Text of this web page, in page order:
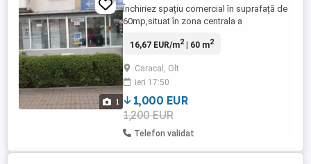
1
Închiriez spațiu comercial în suprafață de
60mp,situat în zona centrala a
termica pe gaze, aer condiționat și sistem
16,67 EUR/m2| 60 m2
Caracal, Olt
ieri 17:50
1,000 EUR
1,200 EUR
Telefon validat